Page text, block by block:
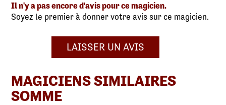
Il n'y a pas encore d'avis pour ce magicien.
Soyez le premier à donner votre avis sur ce magicien.
LAISSER UN AVIS
MAGICIENS SIMILAIRES
SOMME